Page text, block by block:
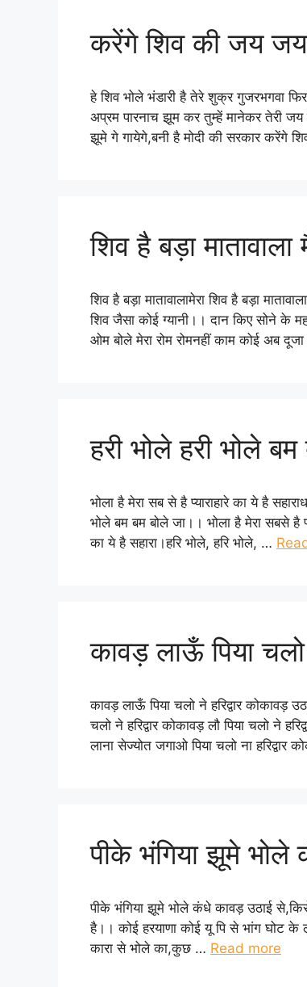
करेंगे शिव की जय
हे शिव भोले भंडारी है तेरे शुक्र गुजरभगवा
अप्रम पारनाच झूम कर तुम्हें मानेकर तेरी
झूमे गे गायेगे,बनी है मोदी की सरकार करेंगे
शिव है बड़ा
शिव है बड़ा मातावालामेरा शिव है बड़ा
शिव जैसा कोई ग्यानी।। दान किए सोने के
ओम बोले मेरा रोम रोमनहीं काम कोई अब
हरी भोले हरी भोले
भोला है मेरा सब से है प्याराहारे का ये है
भोले बम बम बोले जा।। भोला है मेरा सबसे है
का ये है सहारा।हरि भोले, हरि भोले, …
कावड़ लाऊँ पिया चलो
कावड़ लाऊँ पिया चलो ने हरिद्वार कोकावड़
चलो ने हरिद्वार कोकावड़ लौ पिया चलो ने
लाना सेज्योत जगाओ पिया चलो ना हरिद्वार
पीके भंगिया झूमे
पीके भंगिया झूमे भोले कंधे कावड़ उठाई
है।। कोई हरयाणा कोई यू पि से भांग घोट के
कारा से भोले का,कुछ … Read more